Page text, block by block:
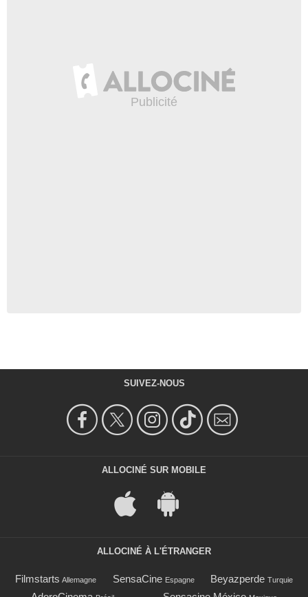
SUIVEZ-NOUS
ALLOCINÉ SUR MOBILE
ALLOCINÉ À L'ÉTRANGER
Filmstarts Allemagne SensaCine Espagne Beyazperde Turquie